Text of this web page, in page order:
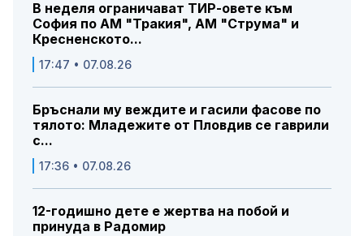
В неделя ограничават ТИР-овете към
София по АМ "Тракия", АМ "Струма" и
Кресненското...
17:47 • 07.08.26
Бръснали му веждите и гасили фасове по
тялото: Младежите от Пловдив се гаврили
с...
17:36 • 07.08.26
12-годишно дете е жертва на побой и
принуда в Радомир